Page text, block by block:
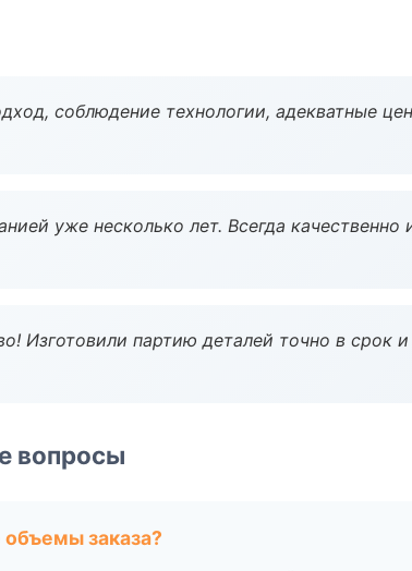
соблюдение технологии, адекватные
уже несколько лет. Всегда качественно
Изготовили партию деталей точно в срок
вопросы
заказа?